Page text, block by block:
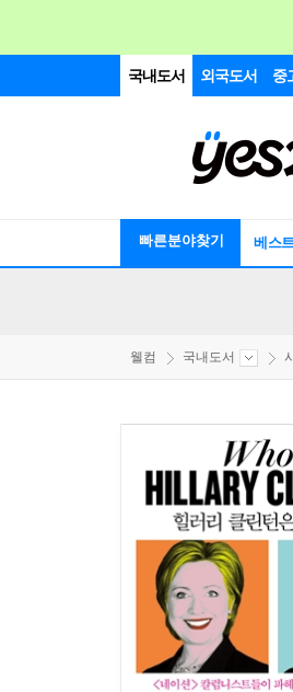
국내도서 외국도서 중
빠른분야찾기 베스
웰컴 국내도서